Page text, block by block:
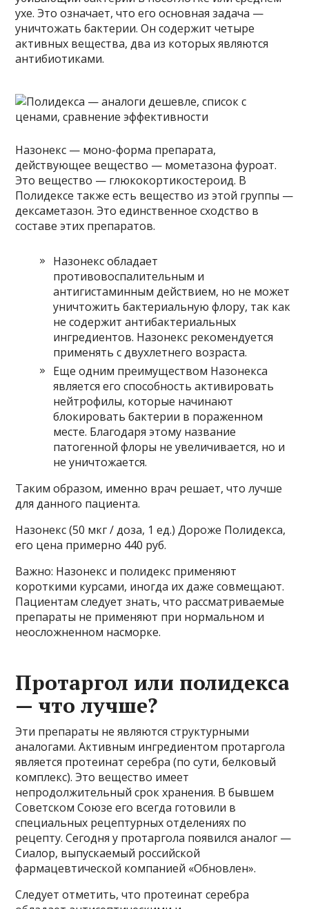
ухе. Это означает, что его основная задача —
уничтожать бактерии. Он содержит четыре
активных вещества, два из которых являются
антибиотиками.
Назонекс — моно-форма препарата,
действующее вещество — мометазона фуроат.
Это вещество — глюкокортикостероид. В
Полидексе также есть вещество из этой группы —
дексаметазон. Это единственное сходство в
составе этих препаратов.
Назонекс обладает
противовоспалительным и
антигистаминным действием, но не может
уничтожить бактериальную флору, так как
не содержит антибактериальных
ингредиентов. Назонекс рекомендуется
применять с двухлетнего возраста.
Еще одним преимуществом Назонекса
является его способность активировать
нейтрофилы, которые начинают
блокировать бактерии в пораженном
месте. Благодаря этому название
патогенной флоры не увеличивается, но и
не уничтожается.
Таким образом, именно врач решает, что лучше
для данного пациента.
Назонекс (50 мкг / доза, 1 ед.) Дороже Полидекса,
его цена примерно 440 руб.
Важно: Назонекс и полидекс применяют
короткими курсами, иногда их даже совмещают.
Пациентам следует знать, что рассматриваемые
препараты не применяют при нормальном и
неосложненном насморке.
Протаргол или полидекса
— что лучше?
Эти препараты не являются структурными
аналогами. Активным ингредиентом протаргола
является протеинат серебра (по сути, белковый
комплекс). Это вещество имеет
непродолжительный срок хранения. В бывшем
Советском Союзе его всегда готовили в
специальных рецептурных отделениях по
рецепту. Сегодня у протаргола появился аналог —
Сиалор, выпускаемый российской
фармацевтической компанией «Обновлен».
Следует отметить, что протеинат серебра